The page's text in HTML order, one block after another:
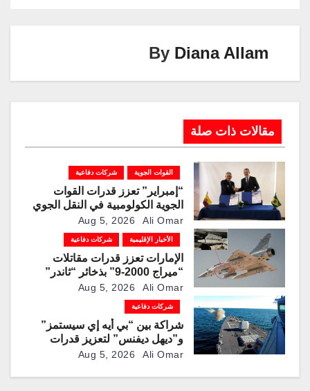
k
By Diana Allam
مقالات ذات صلة
القوات الجوية شركات دفاعية
“إمبراير” تعزز قدرات القوات
الجوية الكولومبية في النقل الجوي
والتزوّد بالوقود جوًا من خلال
تزويدها بطائرتي “كيه سي-390
ميلينيوم”
Aug 5, 2026 Ali Omar
الأخبار الإقليمية شركات دفاعية
الإمارات تعزز قدرات مقاتلات
“ميراج 2000-9” بذخائر “ثاندر”
الذكية المطورة محليًا
Aug 5, 2026 Ali Omar
شركات دفاعية
شراكة بين “بي أيه إي سيستمز”
و”ديهل ديفنس” لتعزيز قدرات
المدفع البحري “Mk 45” بذخائرAug 5, 2026 Ali Omar